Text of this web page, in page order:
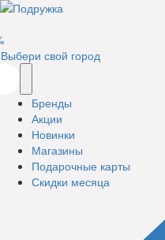
Выбери свой город
Бренды
Акции
Новинки
Магазины
Подарочные карты
Скидки месяца